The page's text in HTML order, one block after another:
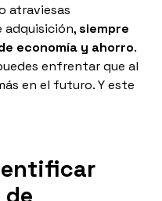
atraviesas
siempre
economía y ahorro.
enfrentar que al
en el futuro. Y este